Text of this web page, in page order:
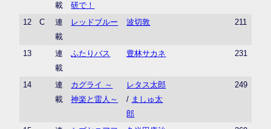
載
研で！
12 C
連
載
レッドブルー 波切敦 211
13
連
載
ふたりバス 豊林サカネ 231
14
連
載
カグライ ～
神楽と雷人～
レタス太郎
/ ましゅ太
郎
249